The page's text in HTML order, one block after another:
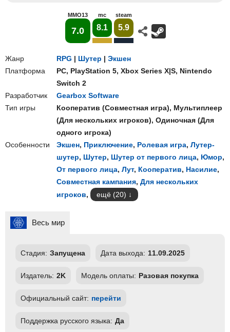
MMO13
7.0
mc
8.1
steam
5.9
Жанр RPG | Шутер | Экшен
Платформа
PC, PlayStation 5, Xbox Series X|S, Nintendo
Switch 2
Разработчик
Gearbox Software
Тип игры
Кооператив (Совместная игра), Мультиплеер
(Для нескольких игроков), Одиночная (Для
одного игрока)
Особенности
Экшен, Приключение, Ролевая игра, Лутер-
шутер, Шутер, Шутер от первого лица, Юмор,
От первого лица, Лут, Кооператив, Насилие,
Совместная кампания, Для нескольких
игроков, ещё (20)
Весь мир
Стадия: Запущена Дата выхода: 11.09.2025
Издатель: 2K Модель оплаты: Разовая покупка
Официальный сайт: перейти
Поддержка русского языка: Да